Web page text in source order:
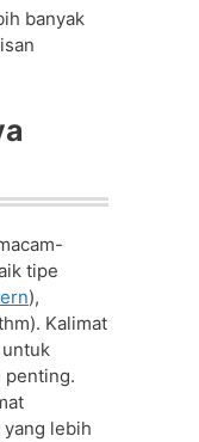
banyak
tipe
),
Kalimat
penting.
lebih